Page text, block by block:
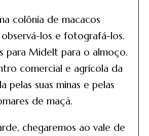
colônia de macacos
los e fotografá-los.
para Midelt para o almoço.
comercial e agrícola da
pelas suas minas e pelas
de maçã.
chegaremos ao vale de